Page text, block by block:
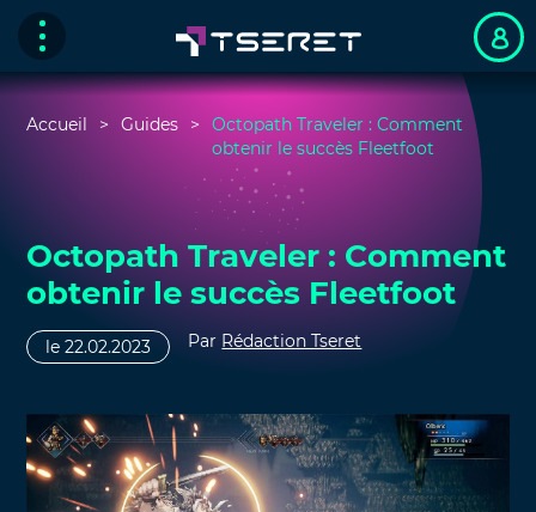
Accueil Guides
Octopath Traveler : Comment
obtenir le succès Fleetfoot
Octopath Traveler : Comment
obtenir le succès Fleetfoot
le 22.02.2023 Par Rédaction Tseret